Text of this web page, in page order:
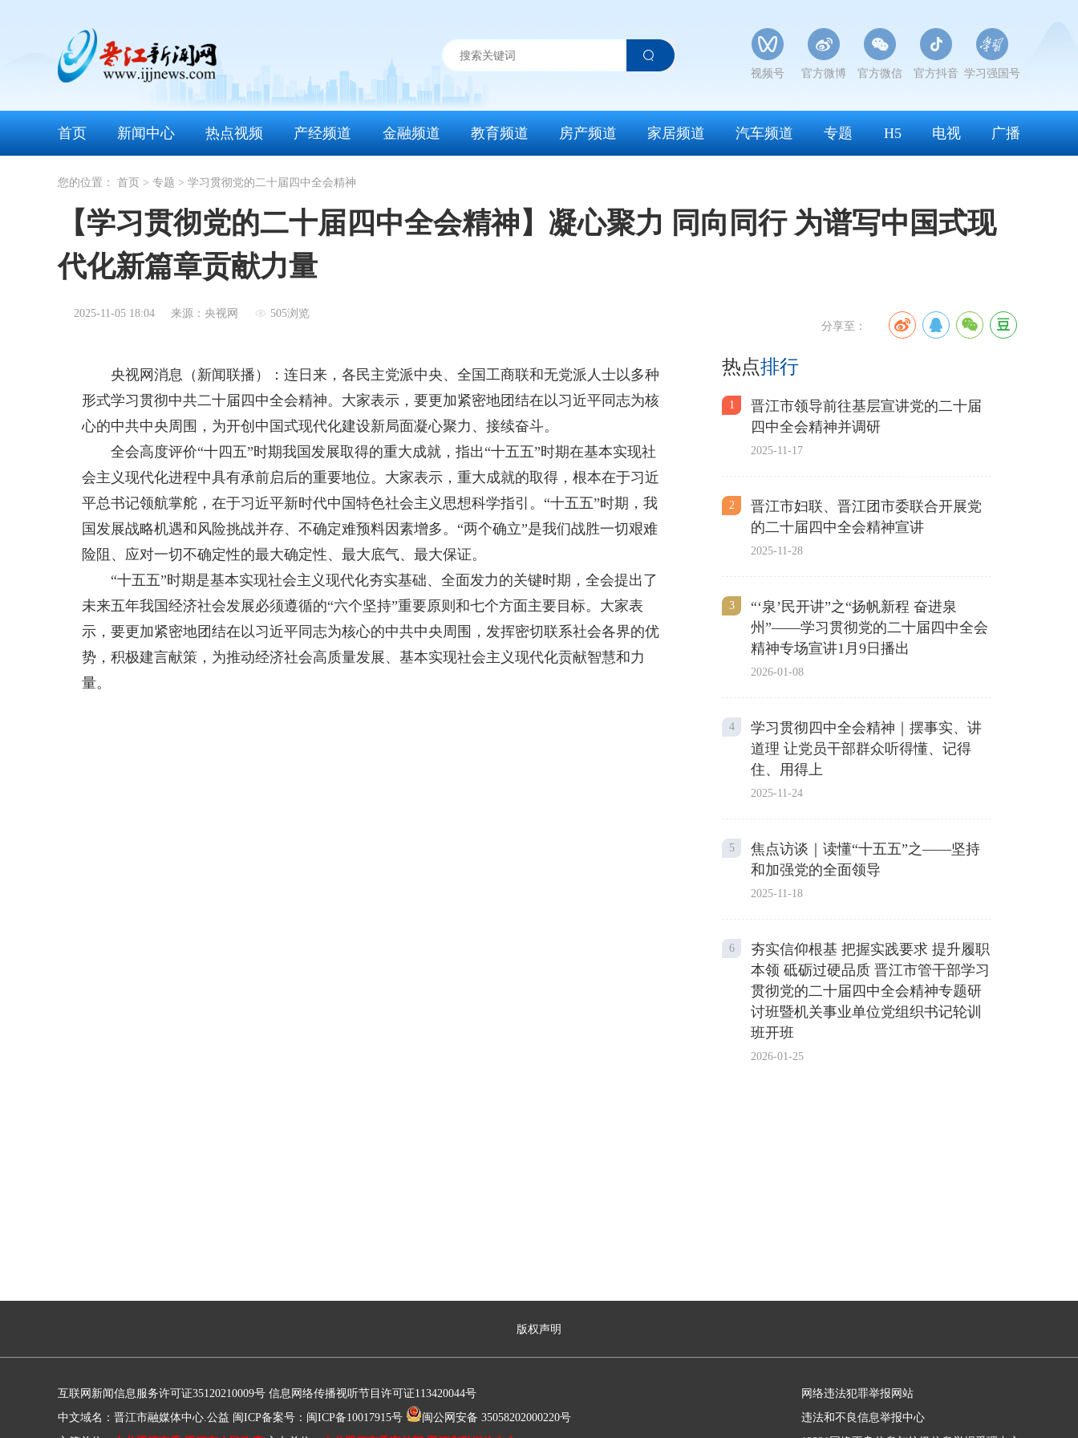
视频号 官方微博 官方微信 官方抖音 学习强国号
首页 新闻中心 热点视频 产经频道 金融频道 教育频道 房产频道 家居频道 汽车频道 专题 H5 电视 广播
您的位置： 首页 > 专题 > 学习贯彻党的二十届四中全会精神
【学习贯彻党的二十届四中全会精神】凝心聚力 同向同行 为谱写中国式现
代化新篇章贡献力量
2025-11-05 18:04 来源：央视网
505浏览
分享至：
央视网消息（新闻联播）：连日来，各民主党派中央、全国工商联和无党派人士以多种
形式学习贯彻中共二十届四中全会精神。大家表示，要更加紧密地团结在以习近平同志为核
心的中共中央周围，为开创中国式现代化建设新局面凝心聚力、接续奋斗。
全会高度评价“十四五”时期我国发展取得的重大成就，指出“十五五”时期在基本实现社
会主义现代化进程中具有承前启后的重要地位。大家表示，重大成就的取得，根本在于习近
平总书记领航掌舵，在于习近平新时代中国特色社会主义思想科学指引。“十五五”时期，我
国发展战略机遇和风险挑战并存、不确定难预料因素增多。“两个确立”是我们战胜一切艰难
险阻、应对一切不确定性的最大确定性、最大底气、最大保证。
“十五五”时期是基本实现社会主义现代化夯实基础、全面发力的关键时期，全会提出了
未来五年我国经济社会发展必须遵循的“六个坚持”重要原则和七个方面主要目标。大家表
示，要更加紧密地团结在以习近平同志为核心的中共中央周围，发挥密切联系社会各界的优
势，积极建言献策，为推动经济社会高质量发展、基本实现社会主义现代化贡献智慧和力
量。
热点排行
1
晋江市领导前往基层宣讲党的二十届
四中全会精神并调研
2025-11-17
2
晋江市妇联、晋江团市委联合开展党
的二十届四中全会精神宣讲
2025-11-28
3
“‘泉’民开讲”之“扬帆新程 奋进泉
州”——学习贯彻党的二十届四中全会
精神专场宣讲1月9日播出
2026-01-08
4
学习贯彻四中全会精神｜摆事实、讲
道理 让党员干部群众听得懂、记得
住、用得上
2025-11-24
5
焦点访谈｜读懂“十五五”之——坚持
和加强党的全面领导
2025-11-18
6
夯实信仰根基 把握实践要求 提升履职
本领 砥砺过硬品质 晋江市管干部学习
贯彻党的二十届四中全会精神专题研
讨班暨机关事业单位党组织书记轮训
班开班
2026-01-25
版权声明
互联网新闻信息服务许可证35120210009号 信息网络传播视听节目许可证113420044号
中文域名：晋江市融媒体中心.公益 闽ICP备案号：闽ICP备10017915号
闽公网安备 35058202000220号
网络违法犯罪举报网站
违法和不良信息举报中心